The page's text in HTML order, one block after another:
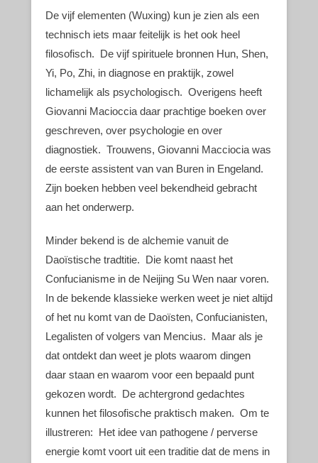
De vijf elementen (Wuxing) kun je zien als een
technisch iets maar feitelijk is het ook heel
filosofisch. De vijf spirituele bronnen Hun, Shen,
Yi, Po, Zhi, in diagnose en praktijk, zowel
lichamelijk als psychologisch. Overigens heeft
Giovanni Macioccia daar prachtige boeken over
geschreven, over psychologie en over
diagnostiek. Trouwens, Giovanni Macciocia was
de eerste assistent van van Buren in Engeland.
Zijn boeken hebben veel bekendheid gebracht
aan het onderwerp.
Minder bekend is de alchemie vanuit de
Daoïstische tradtitie. Die komt naast het
Confucianisme in de Neijing Su Wen naar voren.
In de bekende klassieke werken weet je niet altijd
of het nu komt van de Daoïsten, Confucianisten,
Legalisten of volgers van Mencius. Maar als je
dat ontdekt dan weet je plots waarom dingen
daar staan en waarom voor een bepaald punt
gekozen wordt. De achtergrond gedachtes
kunnen het filosofische praktisch maken. Om te
illustreren: Het idee van pathogene / perverse
energie komt voort uit een traditie dat de mens in